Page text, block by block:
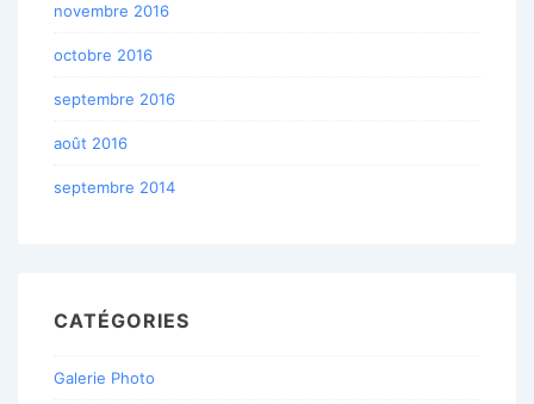
novembre 2016
octobre 2016
septembre 2016
août 2016
septembre 2014
CATÉGORIES
Galerie Photo